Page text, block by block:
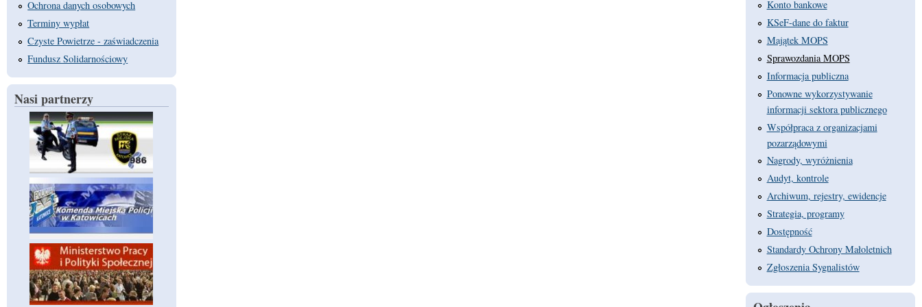
Ochrona danych osobowych
Terminy wypłat
Czyste Powietrze - zaświadczenia
Fundusz Solidarnościowy
Nasi partnerzy
Konto bankowe
KSeF-dane do faktur
Majątek MOPS
Sprawozdania MOPS
Informacja publiczna
Ponowne wykorzystywanie
informacji sektora publicznego
Współpraca z organizacjami
pozarządowymi
Nagrody, wyróżnienia
Audyt, kontrole
Archiwum, rejestry, ewidencje
Strategia, programy
Dostępność
Standardy Ochrony Małoletnich
Zgłoszenia Sygnalistów